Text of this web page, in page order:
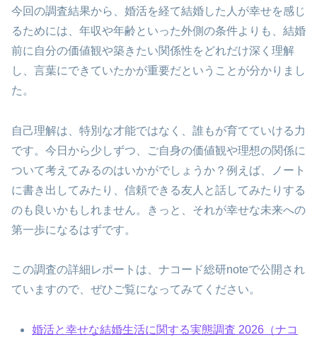
今回の調査結果から、婚活を経て結婚した人が幸せを感じ
るためには、年収や年齢といった外側の条件よりも、結婚
前に自分の価値観や築きたい関係性をどれだけ深く理解
し、言葉にできていたかが重要だということが分かりまし
た。
自己理解は、特別な才能ではなく、誰もが育てていける力
です。今日から少しずつ、ご自身の価値観や理想の関係に
ついて考えてみるのはいかがでしょうか？例えば、ノート
に書き出してみたり、信頼できる友人と話してみたりする
のも良いかもしれません。きっと、それが幸せな未来への
第一歩になるはずです。
この調査の詳細レポートは、ナコード総研noteで公開され
ていますので、ぜひご覧になってみてください。
婚活と幸せな結婚生活に関する実態調査 2026（ナコ